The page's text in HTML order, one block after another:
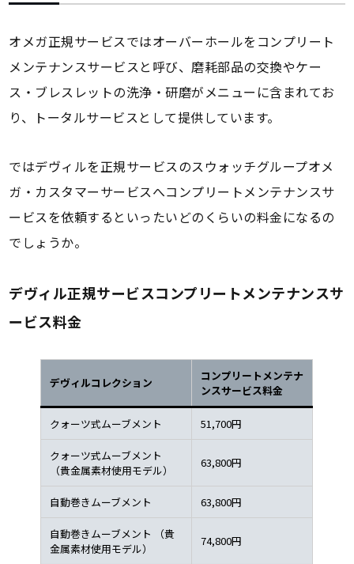
オメガ正規サービスではオーバーホールをコンプリート
メンテナンスサービスと呼び、磨耗部品の交換やケー
ス・ブレスレットの洗浄・研磨がメニューに含まれてお
り、トータルサービスとして提供しています。
ではデヴィルを正規サービスのスウォッチグループオメ
ガ・カスタマーサービスへコンプリートメンテナンスサ
ービスを依頼するといったいどのくらいの料金になるの
でしょうか。
デヴィル正規サービスコンプリートメンテナンスサ
ービス料金
デヴィルコレクション
コンプリートメンテナ
ンスサービス料金
クォーツ式ムーブメント 51,700円
クォーツ式ムーブメント
（貴金属素材使用モデル）
63,800円
自動巻きムーブメント 63,800円
自動巻きムーブメント （貴
金属素材使用モデル）
74,800円